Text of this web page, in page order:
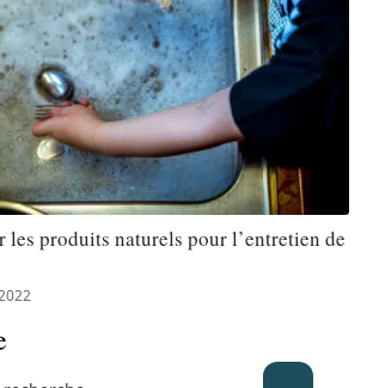
les produits naturels pour l’entretien de